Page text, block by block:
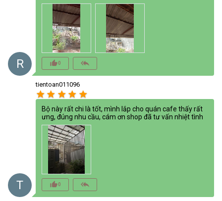
R thumb_up_alt0 reply_all
T
tientoan011096
star star star star star
Bộ này rất chi là tốt, mình lắp cho quán cafe thấy rất
ưng, đúng nhu cầu, cám ơn shop đã tư vấn nhiệt tình
thumb_up_alt0 reply_all